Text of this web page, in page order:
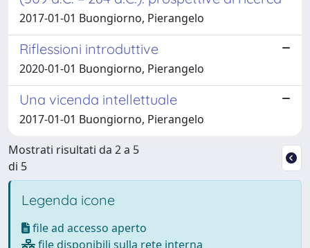
2017-01-01 Buongiorno, Pierangelo
Riflessioni introduttive
2020-01-01 Buongiorno, Pierangelo
Una vicenda intellettuale
2017-01-01 Buongiorno, Pierangelo
Mostrati risultati da 2 a 5
di 5
Legenda icone
file ad accesso aperto
file disponibili sulla rete interna